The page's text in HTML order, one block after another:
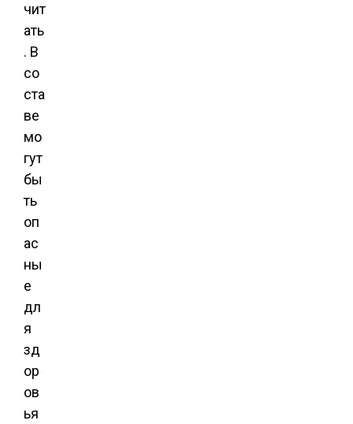
чит
ать
. В
со
ста
ве
мо
гут
бы
ть
оп
ас
ны
е
дл
я
зд
ор
ов
ья